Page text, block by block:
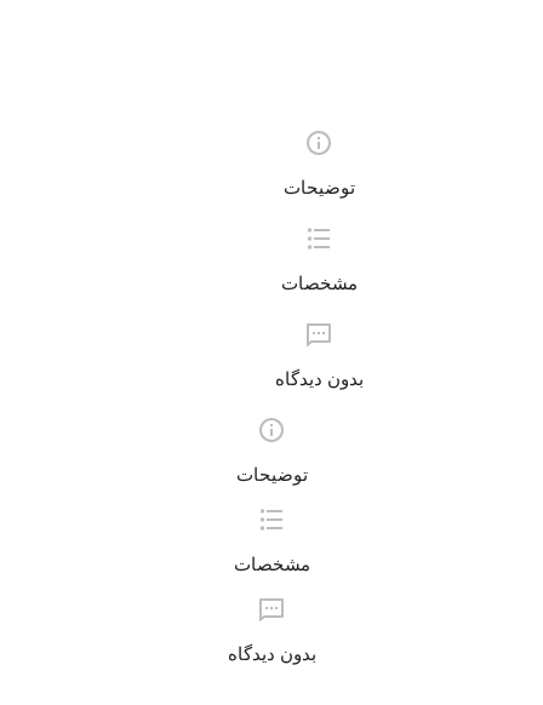
توضیحات
مشخصات
بدون دیدگاه
توضیحات
مشخصات
بدون دیدگاه